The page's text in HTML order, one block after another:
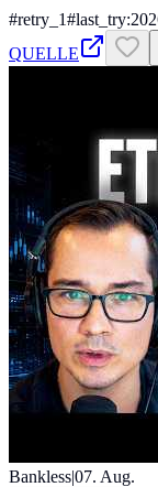
#retry_1#
QUELLE
Bankless|07. Aug.